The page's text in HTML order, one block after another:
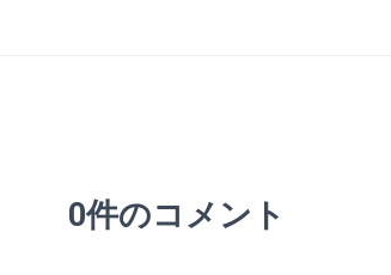
0件のコメント